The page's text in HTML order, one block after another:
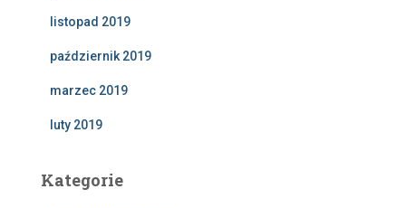
listopad 2019
październik 2019
marzec 2019
luty 2019
Kategorie